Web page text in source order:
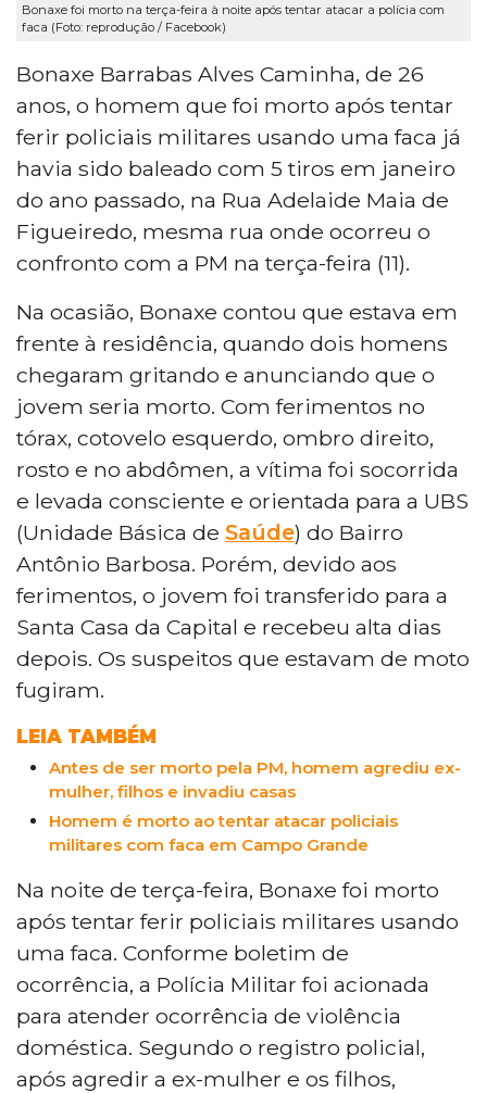
Bonaxe foi morto na terça-feira à noite após tentar atacar a polícia com
faca (Foto: reprodução / Facebook)
Bonaxe Barrabas Alves Caminha, de 26
anos, o homem que foi morto após tentar
ferir policiais militares usando uma faca já
havia sido baleado com 5 tiros em janeiro
do ano passado, na Rua Adelaide Maia de
Figueiredo, mesma rua onde ocorreu o
confronto com a PM na terça-feira (11).
Na ocasião, Bonaxe contou que estava em
frente à residência, quando dois homens
chegaram gritando e anunciando que o
jovem seria morto. Com ferimentos no
tórax, cotovelo esquerdo, ombro direito,
rosto e no abdômen, a vítima foi socorrida
e levada consciente e orientada para a UBS
(Unidade Básica de Saúde) do Bairro
Antônio Barbosa. Porém, devido aos
ferimentos, o jovem foi transferido para a
Santa Casa da Capital e recebeu alta dias
depois. Os suspeitos que estavam de moto
fugiram.
LEIA TAMBÉM
Antes de ser morto pela PM, homem agrediu ex-
mulher, filhos e invadiu casas
Homem é morto ao tentar atacar policiais
militares com faca em Campo Grande
Na noite de terça-feira, Bonaxe foi morto
após tentar ferir policiais militares usando
uma faca. Conforme boletim de
ocorrência, a Polícia Militar foi acionada
para atender ocorrência de violência
doméstica. Segundo o registro policial,
após agredir a ex-mulher e os filhos,